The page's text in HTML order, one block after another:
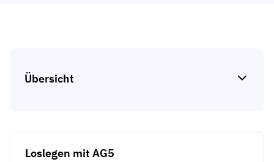
Übersicht
Loslegen mit AG5